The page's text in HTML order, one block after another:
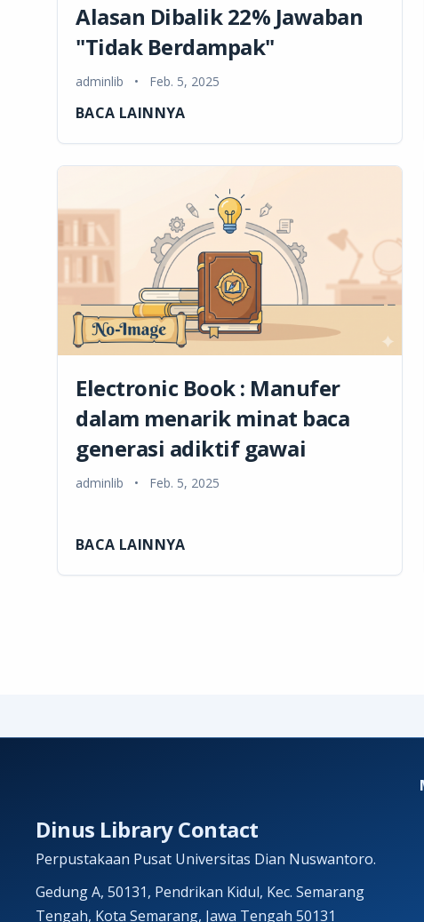
Alasan Dibalik 22% Jawaban
"Tidak Berdampak"
adminlib • Feb. 5, 2025
BACA LAINNYA
Electronic Book : Manufer
dalam menarik minat baca
generasi adiktif gawai
adminlib • Feb. 5, 2025
BACA LAINNYA
Dinus Library Contact
Perpustakaan Pusat Universitas Dian Nuswantoro.
Gedung A, 50131, Pendrikan Kidul, Kec. Semarang
Tengah, Kota Semarang, Jawa Tengah 50131